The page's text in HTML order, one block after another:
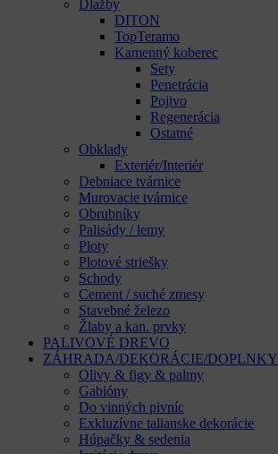
Dlažby
DITON
TopTeramo
Kamenný koberec
Sety
Penetrácia
Pojivo
Regenerácia
Ostatné
Obklady
Exteriér/Interiér
Debniace tvárnice
Murovacie tvárnice
Obrubníky
Palisády / lemy
Ploty
Plotové striešky
Schody
Cement / suché zmesy
Stavebné železo
Žlaby a kan. prvky
PALIVOVÉ DREVO
ZÁHRADA/DEKORÁCIE/DOPLNKY
Olivy & figy & palmy
Gabióny
Do vinných pivníc
Exkluzívne talianske dekorácie
Húpačky & sedenia